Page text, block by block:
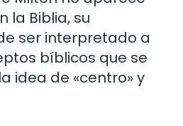
la Biblia, su
ser interpretado a
bíblicos que se
idea de «centro» y